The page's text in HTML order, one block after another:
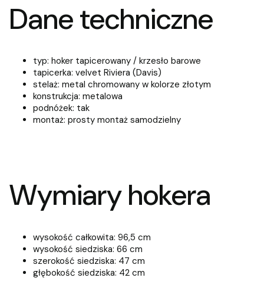
Dane techniczne
typ: hoker tapicerowany / krzesło barowe
tapicerka: velvet Riviera (Davis)
stelaż: metal chromowany w kolorze złotym
konstrukcja: metalowa
podnóżek: tak
montaż: prosty montaż samodzielny
Wymiary hokera
wysokość całkowita: 96,5 cm
wysokość siedziska: 66 cm
szerokość siedziska: 47 cm
głębokość siedziska: 42 cm